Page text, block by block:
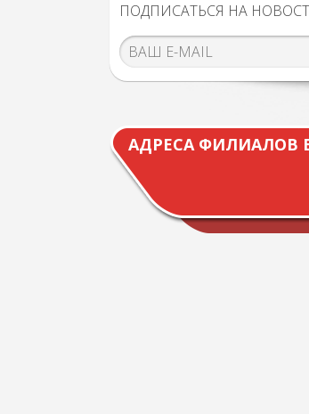
ПОДПИСАТЬСЯ НА
АДРЕСА ФИЛИАЛОВ